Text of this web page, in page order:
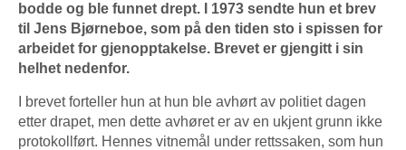
bodde og ble funnet drept. I 1973 sendte hun et brev
til Jens Bjørneboe, som på den tiden sto i spissen for
arbeidet for gjenopptakelse. Brevet er gjengitt i sin
helhet nedenfor.
I brevet forteller hun at hun ble avhørt av politiet dagen
etter drapet, men dette avhøret er av en ukjent grunn ikke
protokollført. Hennes vitnemål under rettssaken, som hun